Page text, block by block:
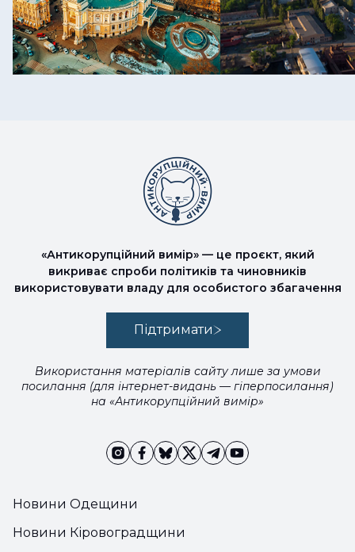
Новини Одещини
Новини Кіровоградщини
«Антикорупційний вимір» — це проєкт, який
викриває спроби політиків та чиновників
використовувати владу для особистого збагачення
Підтримати
Використання матеріалів сайту лише за умови
посилання (для інтернет-видань — гіперпосилання)
на «Антикорупційний вимір»